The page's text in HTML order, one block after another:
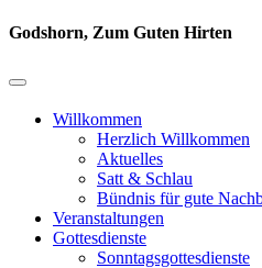
Godshorn, Zum Guten Hirten
Willkommen
Herzlich Willkommen
Aktuelles
Satt & Schlau
Bündnis für gute
Veranstaltungen
Gottesdienste
Sonntagsgottesdienste